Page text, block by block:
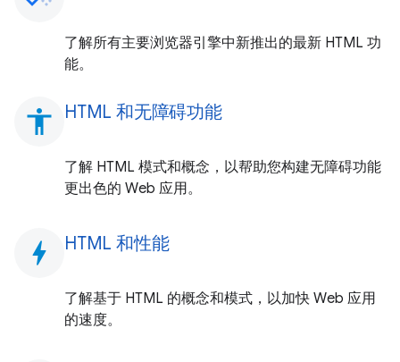
了解所有主要浏览器引擎中新推出的最新 HTML 功
能。
accessibility HTML 和无障碍功能
了解 HTML 模式和概念，以帮助您构建无障碍功能
更出色的 Web 应用。
bolt HTML 和性能
了解基于 HTML 的概念和模式，以加快 Web 应用
的速度。